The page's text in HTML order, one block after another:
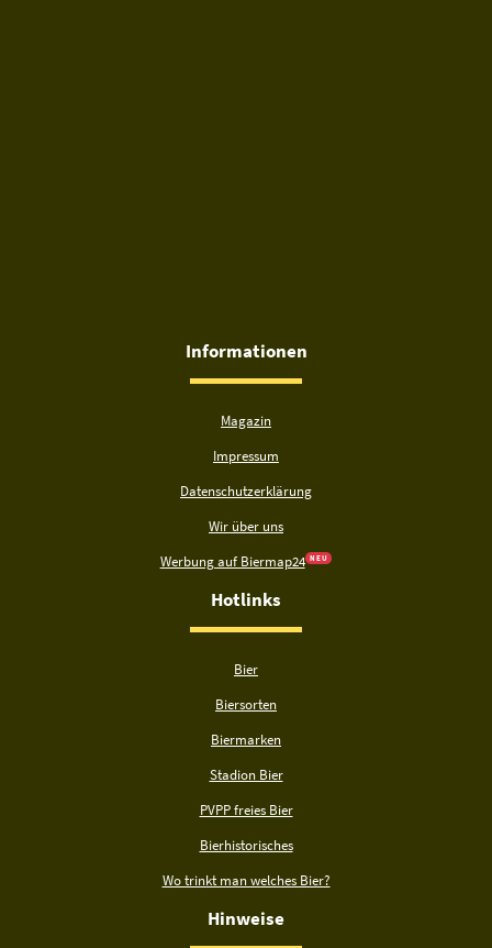
Informationen
Magazin
Impressum
Datenschutzerklärung
Wir über uns
Werbung auf Biermap24 N E U
Hotlinks
Bier
Biersorten
Biermarken
Stadion Bier
PVPP freies Bier
Bierhistorisches
Wo trinkt man welches Bier?
Hinweise